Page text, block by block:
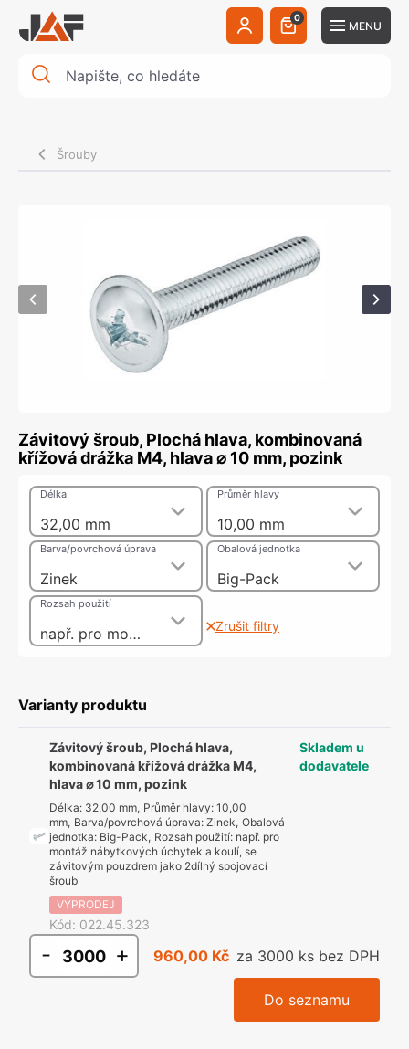
0
MENU
Šrouby
Závitový šroub, Plochá hlava, kombinovaná
křížová drážka M4, hlava ⌀ 10 mm, pozink
32,00 mm
Délka
10,00 mm
Průměr hlavy
Zinek
Barva/povrchová úprava
Big-Pack
Obalová jednotka
např. pro montáž nábytkových úchytek a koulí, se závitovým pouzdrem jako 2dílný spojovací šroub
Rozsah použití
Zrušit filtry
Varianty produktu
Závitový šroub, Plochá hlava,
kombinovaná křížová drážka M4,
hlava ⌀ 10 mm, pozink
Délka: 32,00 mm, Průměr hlavy: 10,00
mm, Barva/povrchová úprava: Zinek, Obalová
jednotka: Big-Pack, Rozsah použití: např. pro
montáž nábytkových úchytek a koulí, se
závitovým pouzdrem jako 2dílný spojovací
šroub
VÝPRODEJ
Kód: 022.45.323
Skladem u
dodavatele
- + 960,00 Kč za 3000 ks bez DPH
Do seznamu